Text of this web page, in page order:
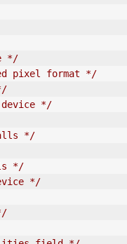
*/
pixel format */
*/
*/
*/
*/